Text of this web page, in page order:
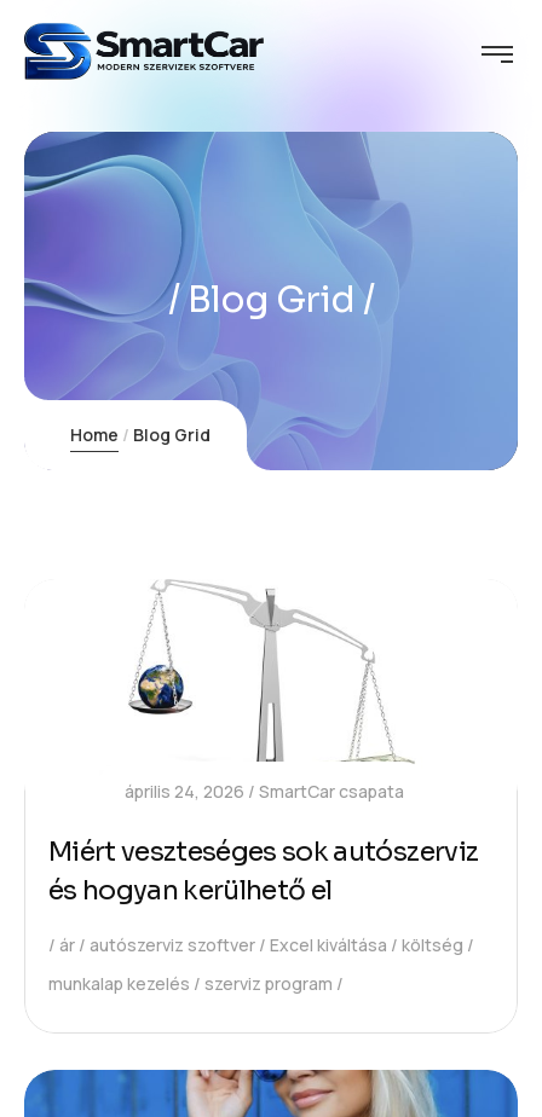
Blog Grid
Home Blog Grid
április 24, 2026 SmartCar csapata
Miért veszteséges sok autószerviz
és hogyan kerülhető el
ár autószerviz szoftver Excel kiváltása
költség
munkalap kezelés
szerviz program